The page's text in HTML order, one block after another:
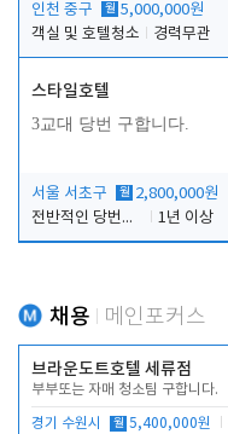
인천 중구 월 5,000,000원
객실 및 호텔청소
경력무관
스타일호텔
3교대 당번 구합니다.
서울 서초구 월 2,800,000원
전반적인 당번업무
1년 이상
채용 메인포커스
브라운도트호텔 세류점
부부또는 자매 청소팀 구합니다.
경기 수원시 월 5,400,000원